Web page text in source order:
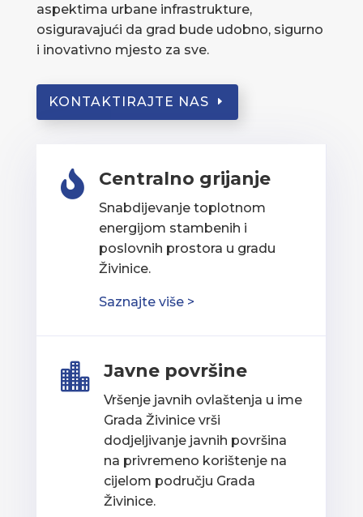
aspektima urbane infrastrukture,
osiguravajući da grad bude udobno, sigurno
i inovativno mjesto za sve.
KONTAKTIRAJTE NAS
 Centralno grijanje
Snabdijevanje toplotnom
energijom stambenih i
poslovnih prostora u gradu
Živinice.
Saznajte više >
 Javne površine
Vršenje javnih ovlaštenja u ime
Grada Živinice vrši
dodjeljivanje javnih površina
na privremeno korištenje na
cijelom području Grada
Živinice.